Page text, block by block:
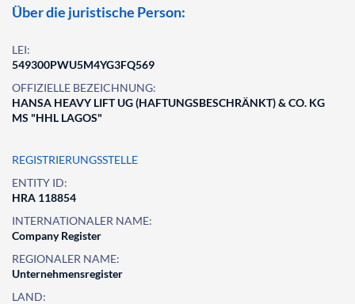
Über die juristische Person:
LEI:
549300PWU5M4YG3FQ569
OFFIZIELLE BEZEICHNUNG:
HANSA HEAVY LIFT UG (HAFTUNGSBESCHRÄNKT) & CO. KG
MS "HHL LAGOS"
REGISTRIERUNGSSTELLE
ENTITY ID:
HRA 118854
INTERNATIONALER NAME:
Company Register
REGIONALER NAME:
Unternehmensregister
LAND: